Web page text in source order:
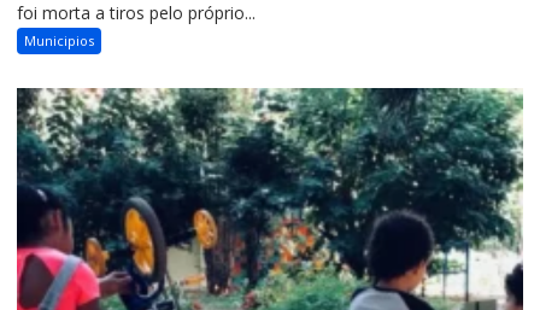
foi morta a tiros pelo próprio...
Municipios